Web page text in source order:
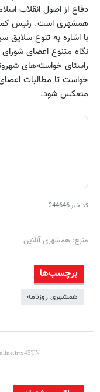
دفاع از اصول انقلاب
همشهری است. رئیس
با اشاره به تنوع
نگاه متنوع اعضای
راستای خواسته‌های
خواست تا مطالبات
منعکس شود.
کد خبر244646
منبع: همشهری آنلاین
برچسب‌ها
همشهری روزنامه